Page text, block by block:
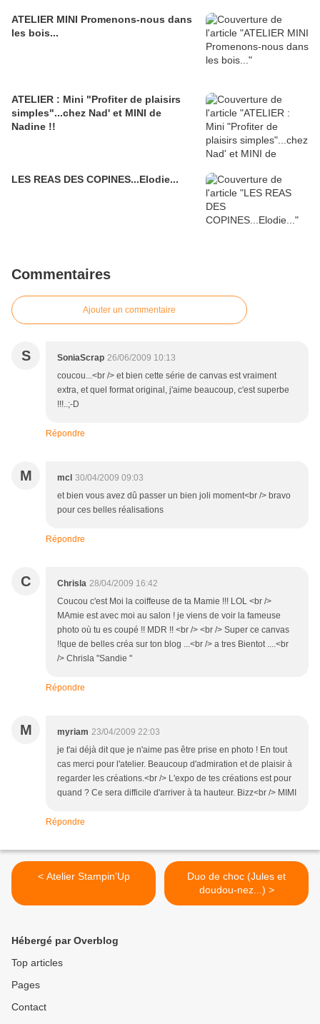
ATELIER MINI Promenons-nous dans
les bois...
ATELIER : Mini "Profiter de plaisirs
simples"...chez Nad' et MINI de
Nadine !!
LES REAS DES COPINES...Elodie...
Commentaires
Ajouter un commentaire
S SoniaScrap 26/06/2009 10:13
coucou...<br /> et bien cette série de canvas est vraiment
extra, et quel format original, j'aime beaucoup, c'est superbe
!!!..;-D
Répondre
M mcl 30/04/2009 09:03
et bien vous avez dû passer un bien joli moment<br /> bravo
pour ces belles réalisations
Répondre
C Chrisla 28/04/2009 16:42
Coucou c'est Moi la coiffeuse de ta Mamie !!! LOL <br />
MAmie est avec moi au salon ! je viens de voir la fameuse
photo où tu es coupé !! MDR !! <br /> <br /> Super ce canvas
!!que de belles créa sur ton blog ...<br /> a tres Bientot ....<br
/> Chrisla "Sandie "
Répondre
M myriam 23/04/2009 22:03
je t'ai déjà dit que je n'aime pas être prise en photo ! En tout
cas merci pour l'atelier. Beaucoup d'admiration et de plaisir à
regarder les créations.<br /> L'expo de tes créations est pour
quand ? Ce sera difficile d'arriver à ta hauteur. Bizz<br /> MIMI
Répondre
< Atelier Stampin'Up
Duo de choc (Jules et
doudou-nez...) >
Hébergé par Overblog
Top articles
Pages
Contact